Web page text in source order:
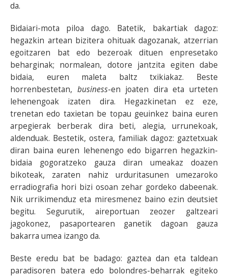
da.
Bidaiari-mota piloa dago. Batetik, bakartiak dagoz:
hegazkin artean bizitera ohituak dagozanak, atzerrian
egoitzaren bat edo bezeroak dituen enpresetako
beharginak; normalean, dotore jantzita egiten dabe
bidaia, euren maleta baltz txikiakaz. Beste
horrenbestetan, business-en joaten dira eta urteten
lehenengoak izaten dira. Hegazkinetan ez eze,
trenetan edo taxietan be topau geuinkez baina euren
arpegierak berberak dira beti, alegia, urrunekoak,
aldenduak. Bestetik, ostera, familiak dagoz: gaztetxuak
diran baina euren lehenengo edo bigarren hegazkin-
bidaia gogoratzeko gauza diran umeakaz doazen
bikoteak, zaraten nahiz urduritasunen umezaroko
erradiografia hori bizi osoan zehar gordeko dabeenak.
Nik urrikimenduz eta miresmenez baino ezin deutsiet
begitu. Segurutik, aireportuan zeozer galtzeari
jagokonez, pasaportearen ganetik dagoan gauza
bakarra umea izango da.
Beste eredu bat be badago: gaztea dan eta taldean
paradisoren batera edo bolondres-beharrak egiteko